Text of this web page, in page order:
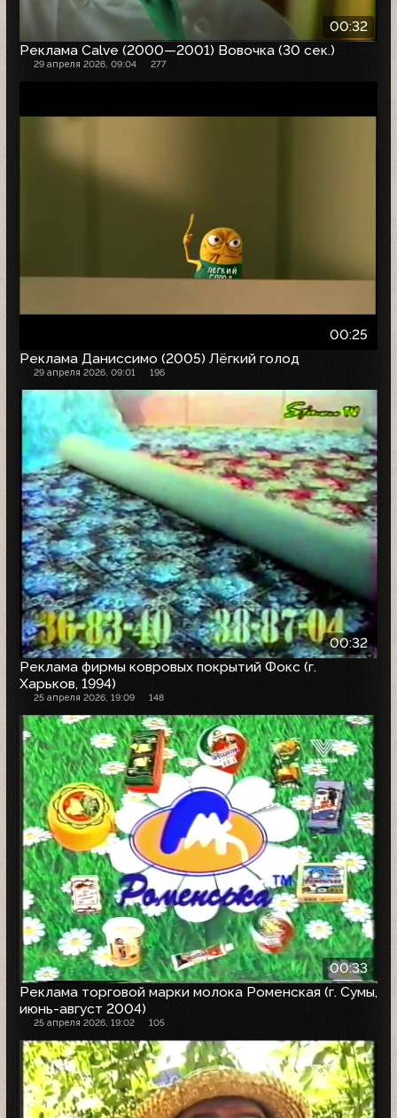
00:32
Реклама Calve (2000—2001) Вовочка (30 сек.)
29 апреля 2026, 09:04 277
00:25
Реклама Даниссимо (2005) Лёгкий голод
29 апреля 2026, 09:01 196
00:32
Реклама фирмы ковровых покрытий Фокс (г.
Харьков, 1994)
25 апреля 2026, 19:09 148
00:33
Реклама торговой марки молока Роменская (г. Сумы,
июнь-август 2004)
25 апреля 2026, 19:02 105